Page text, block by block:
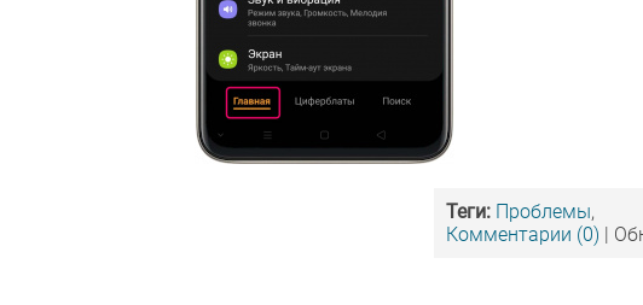
Теги: Проблемы,
Комментарии (0) |